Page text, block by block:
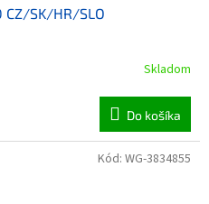
CZ/SK/HR/SLO
Skladom
Do košíka
Kód: WG-3834855